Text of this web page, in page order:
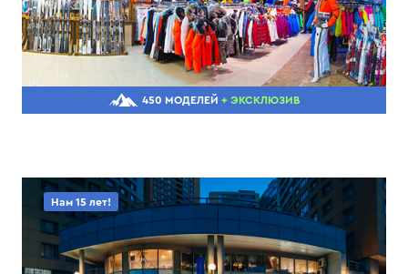
450 МОДЕЛЕЙ + ЭКСКЛЮЗИВ
Нам 15 лет!